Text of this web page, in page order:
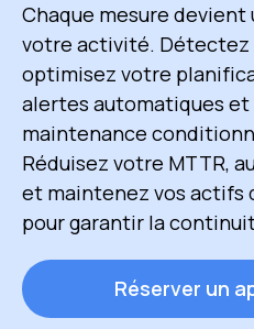
Chaque mesure
votre activité. Détectez
optimisez votre
alertes automatiques
maintenance
Réduisez votre MTTR,
et maintenez vos actifs
pour garantir la
Réserver un